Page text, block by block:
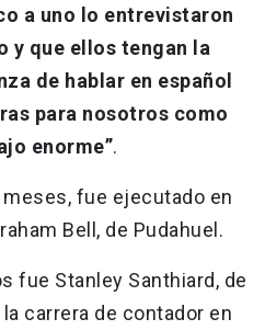
a uno lo entrevistaron
y que ellos tengan la
de hablar en español
para nosotros como
enorme”.
fue ejecutado en
Bell, de Pudahuel.
fue Stanley Santhiard, de
carrera de contador en